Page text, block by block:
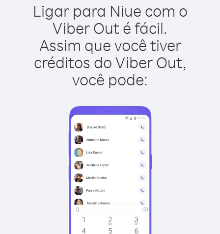
Ligar para Niue com o
Viber Out é fácil.
Assim que você tiver
créditos do Viber Out,
você pode: